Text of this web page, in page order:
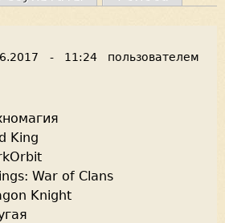
- 11:24пользователем
King
War of Clans
Knight